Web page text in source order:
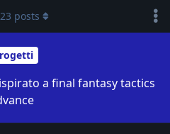
a final fantasy tactics
23 posts